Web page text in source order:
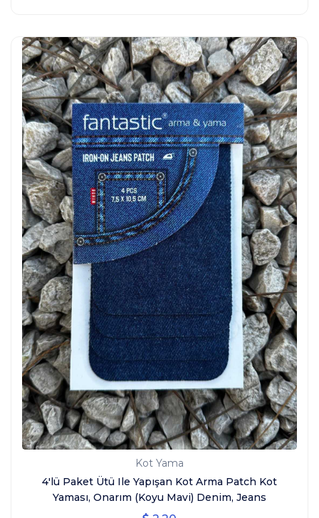
Kot Yama
4'lü Paket Ütü Ile Yapışan Kot Arma Patch Kot
Yaması, Onarım (Koyu Mavi) Denim, Jeans